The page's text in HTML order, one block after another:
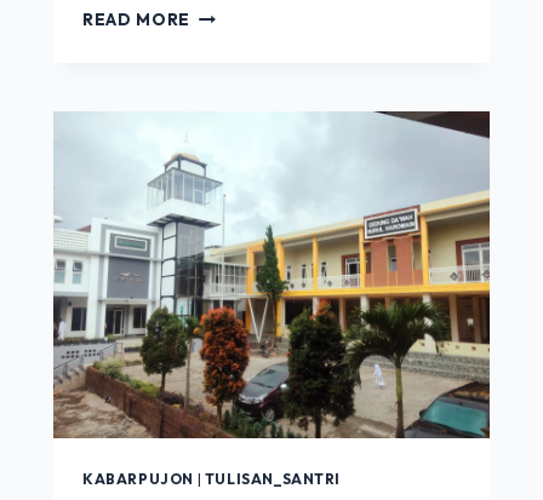
READ MORE TAUSYIAH
ANDA
BER-
SHUHBAH?
KABARPUJON | TULISAN_SANTRI